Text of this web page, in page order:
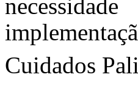
Cuidados